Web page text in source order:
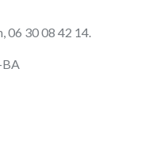
06 30 08 42 14.
BA